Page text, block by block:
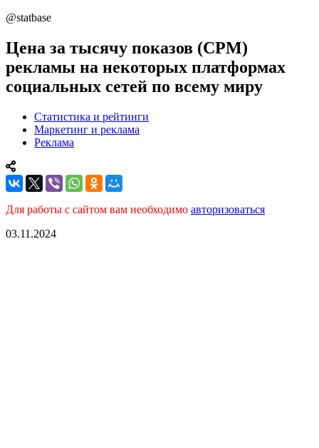
@statbase
Цена за тысячу показов (CPM)
рекламы на некоторых платформах
социальных сетей по всему миру
Статистика и рейтинги
Маркетинг и реклама
Реклама
Для работы с сайтом вам необходимо авторизоваться
03.11.2024